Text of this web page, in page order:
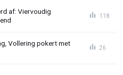
af: Viervoudig
118
Vollering pokert met
26